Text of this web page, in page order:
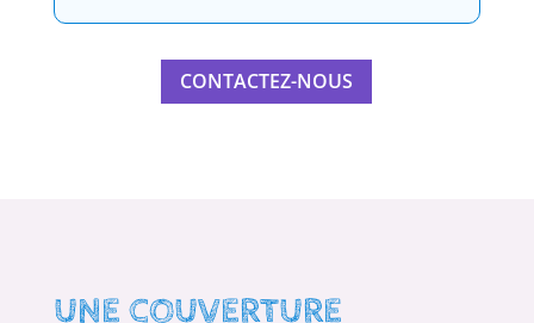
CONTACTEZ-NOUS
UNE COUVERTURE